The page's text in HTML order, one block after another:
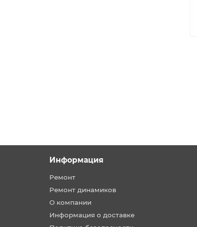
Информация
Ремонт
Ремонт динамиков
О компании
Информация о доставке